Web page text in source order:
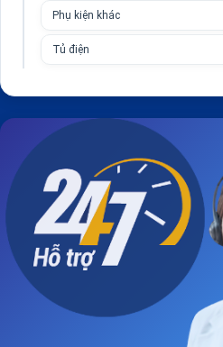
Phụ kiện khác
Tủ điện